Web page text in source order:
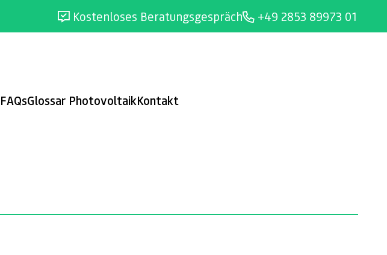
Kostenloses Beratungsgespräch +49 2853 89973 01
FAQsGlossar PhotovoltaikKontakt